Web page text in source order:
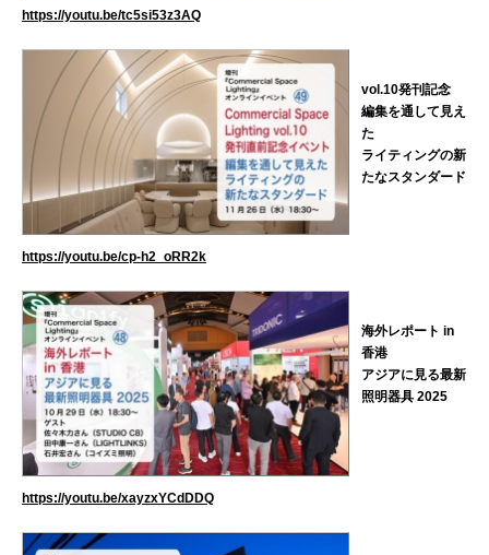
https://youtu.be/tc5si53z3AQ
vol.10発刊記念
編集を通して見え
た
ライティングの新
たなスタンダード
https://youtu.be/cp-h2_oRR2k
海外レポート in
香港
アジアに見る最新
照明器具 2025
https://youtu.be/xayzxYCdDDQ